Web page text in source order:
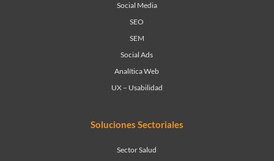
Social Media
SEO
SEM
Social Ads
Analítica Web
UX – Usabilidad
Soluciones Sectoriales
Sector Salud